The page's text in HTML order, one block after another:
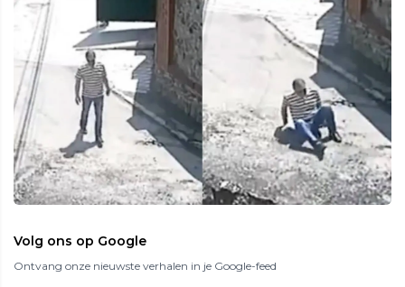
Volg ons op Google
Ontvang onze nieuwste verhalen in je Google-feed